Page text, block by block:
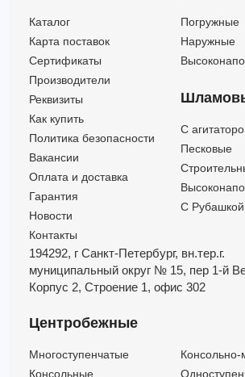
Каталог
Карта поставок
Сертификаты
Производители
Реквизиты
Как купить
Политика безопасности
Вакансии
Оплата и доставка
Гарантия
Новости
Контакты
Погружные
Наружные
C
Песковые
С
194292, г Санкт-Петербург, вн.тер.г.
муниципальный округ № 15, пер 1-й
Корпус 2, Строение 1, офис 302
Центробежные
Многоступенчатые
Консольные